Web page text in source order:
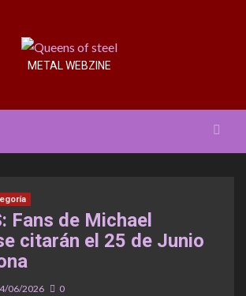
METAL WEBZINE
Fans de Michael
citarán el 25 de Junio
06/2026 0